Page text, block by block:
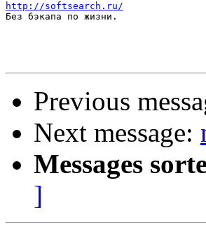
http://softsearch.ru/
Без бэкапа по жизни.
Previous
Next message:
Messages
]